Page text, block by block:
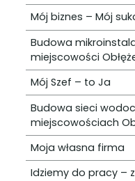
Mój biznes – Mój
Budowa
miejscowości
Mój Szef – to Ja
Budowa sieci
miejscowościach
Moja własna firma
Idziemy do pracy –